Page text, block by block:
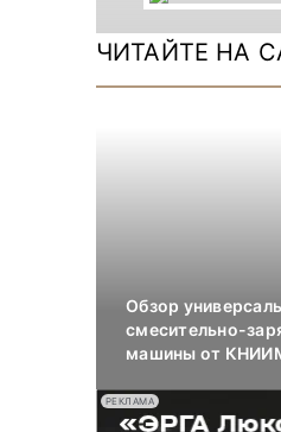
ЧИТАЙТЕ НА
Обзор
смесительно-
машины от
РЕКЛАМА